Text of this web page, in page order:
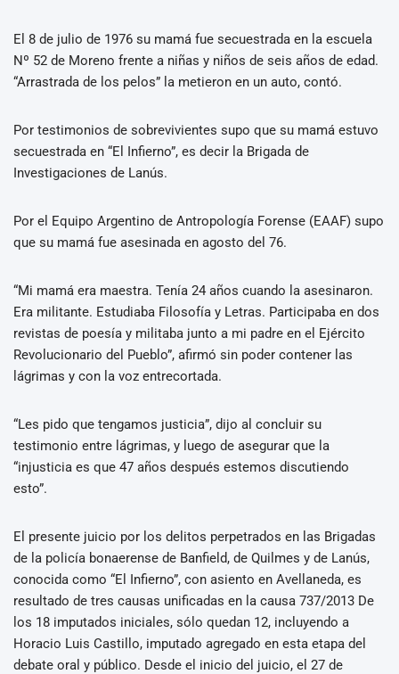
El 8 de julio de 1976 su mamá fue secuestrada en la escuela
Nº 52 de Moreno frente a niñas y niños de seis años de edad.
“Arrastrada de los pelos” la metieron en un auto, contó.
Por testimonios de sobrevivientes supo que su mamá estuvo
secuestrada en “El Infierno”, es decir la Brigada de
Investigaciones de Lanús.
Por el Equipo Argentino de Antropología Forense (EAAF) supo
que su mamá fue asesinada en agosto del 76.
“Mi mamá era maestra. Tenía 24 años cuando la asesinaron.
Era militante. Estudiaba Filosofía y Letras. Participaba en dos
revistas de poesía y militaba junto a mi padre en el Ejército
Revolucionario del Pueblo”, afirmó sin poder contener las
lágrimas y con la voz entrecortada.
“Les pido que tengamos justicia”, dijo al concluir su
testimonio entre lágrimas, y luego de asegurar que la
“injusticia es que 47 años después estemos discutiendo
esto”.
El presente juicio por los delitos perpetrados en las Brigadas
de la policía bonaerense de Banfield, de Quilmes y de Lanús,
conocida como “El Infierno”, con asiento en Avellaneda, es
resultado de tres causas unificadas en la causa 737/2013 De
los 18 imputados iniciales, sólo quedan 12, incluyendo a
Horacio Luis Castillo, imputado agregado en esta etapa del
debate oral y público. Desde el inicio del juicio, el 27 de